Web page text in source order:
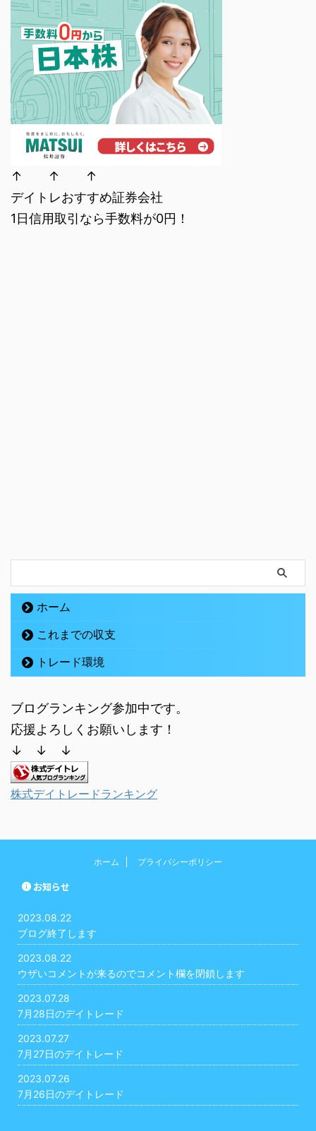
↑ ↑ ↑
デイトレおすすめ証券会社
1日信用取引なら手数料が0円！
ホーム
これまでの収支
トレード環境
ブログランキング参加中です。
応援よろしくお願いします！
↓ ↓ ↓
株式デイトレードランキング
ホーム プライバシーポリシー
お知らせ
2023.08.22
ブログ終了します
2023.08.22
ウザいコメントが来るのでコメント欄を閉鎖します
2023.07.28
7月28日のデイトレード
2023.07.27
7月27日のデイトレード
2023.07.26
7月26日のデイトレード